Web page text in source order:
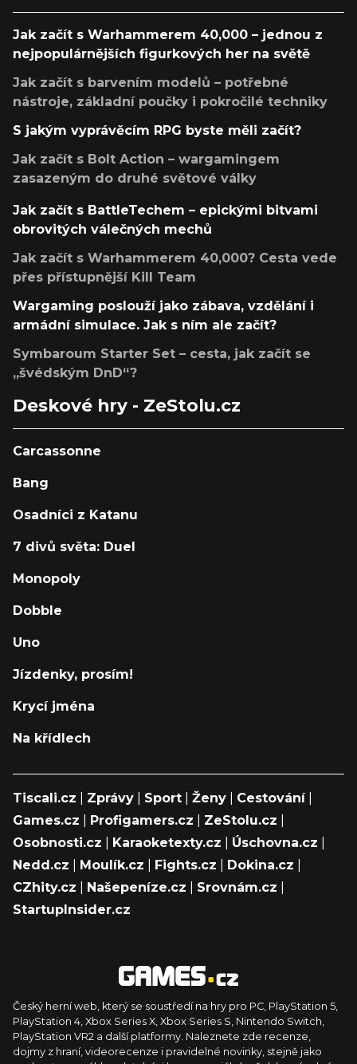
Jak začít s Warhammerem 40,000 – jednou z
nejpopulárnějších figurkových her na světě
Jak začít s barvením modelů – potřebné
nástroje, základní poučky i pokročilé techniky
S jakým vyprávěcím RPG byste měli začít?
Jak začít s Bolt Action – wargamingem
zasazeným do druhé světové války
Jak začít s BattleTechem – epickými bitvami
obrovitých válečných mechů
Jak začít s Warhammerem 40,000? Cesta vede
přes přístupnější Kill Team
Wargaming poslouží jako zábava, vzdělání i
armádní simulace. Jak s ním ale začít?
Symbaroum Starter Set – cesta, jak začít se
„švédským DnD“?
Deskové hry - ZeStolu.cz
Carcassonne
Bang
Osadníci z Katanu
7 divů světa: Duel
Monopoly
Dobble
Uno
Jízdenky, prosím!
Krycí jména
Na křídlech
Tiscali.cz Zprávy Sport Ženy Cestování|
Games.cz
Profigamers.cz ZeStolu.cz
Osobnosti.cz
Karaoketexty.cz Úschovna.cz
Nedd.cz
Moulík.cz Fights.cz Dokina.cz
CZhity.cz
Našepeníze.cz Srovnám.cz
StartupInsider.cz
Český herní web, který se soustředí na hry pro PC, PlayStation 5,
PlayStation 4, Xbox Series X, Xbox Series S, Nintendo Switch,
PlayStation VR2 a další platformy. Naleznete zde recenze,
dojmy z hraní, videorecenze i pravidelné novinky, stejně jako